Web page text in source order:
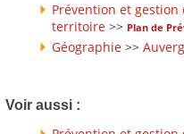
Prévention et gestion
territoire >> Plan de
Géographie >>
Voir aussi :